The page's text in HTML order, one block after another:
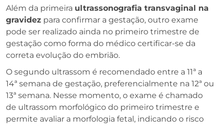
Além da primeira ultrassonografia transvaginal na
gravidez para confirmar a gestação, outro exame
pode ser realizado ainda no primeiro trimestre de
gestação como forma do médico certificar-se da
correta evolução do embrião.
O segundo ultrassom é recomendado entre a 11ª a
14ª semana de gestação, preferencialmente na 12ª ou
13ª semana. Nesse momento, o exame é chamado
de ultrassom morfológico do primeiro trimestre e
permite avaliar a morfologia fetal, indicando o risco